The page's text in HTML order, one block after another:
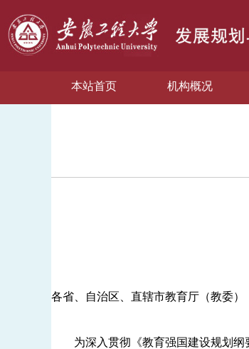
本站首页 机构概况
各省、自治区、直辖市教育厅（教委
为深入贯彻《教育强国建设规划纲要